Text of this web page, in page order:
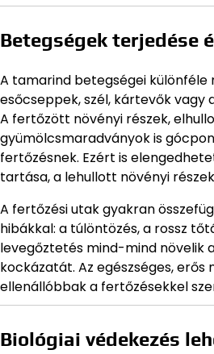
Betegségek terjedése
A tamarind betegségei
esőcseppek, szél, kártevők vagy
A fertőzött növényi részek,
gyümölcsmaradványok is
fertőzésnek. Ezért is
tartása, a lehullott növényi
A fertőzési utak gyakran
hibákkal: a túlöntözés, a rossz
levegőztetés mind-mind növelik
kockázatát. Az egészséges, erős
ellenállóbbak a fertőzésekkel
Biológiai védekezés